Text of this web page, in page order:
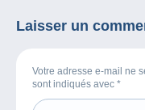
Laisser un
Votre adresse e-mail ne
sont indiqués avec *